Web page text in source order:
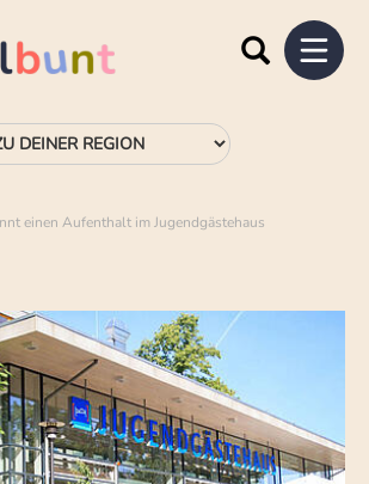
einen Aufenthalt im Jugendgästehaus